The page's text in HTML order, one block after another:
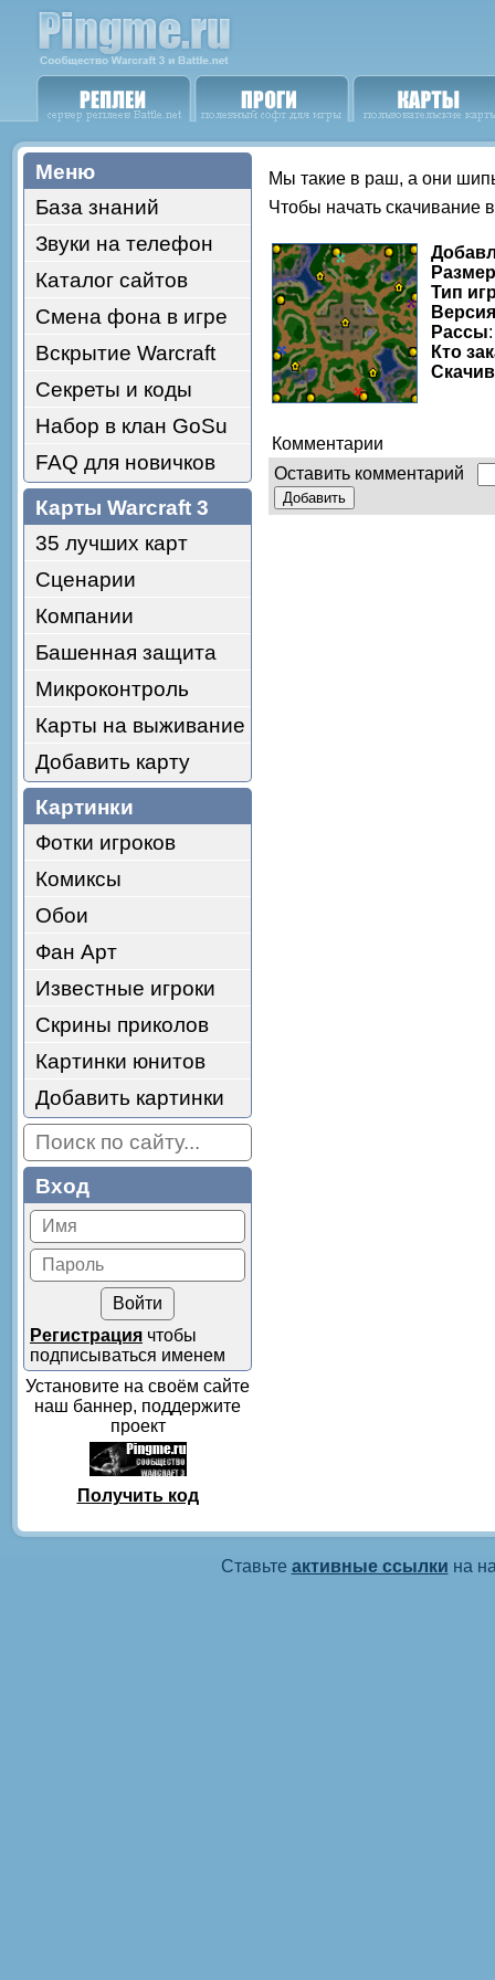
Меню
База знаний
Звуки на телефон
Каталог сайтов
Смена фона в игре
Вскрытие Warcraft
Секреты и коды
Набор в клан GoSu
FAQ для новичков
Карты Warcraft 3
35 лучших карт
Сценарии
Компании
Башенная защита
Микроконтроль
Карты на выживание
Добавить карту
Картинки
Фотки игроков
Комиксы
Обои
Фан Арт
Известные игроки
Скрины приколов
Картинки юнитов
Добавить картинки
Вход
Регистрация чтобы
подписываться именем
Установите на своём сайте
наш баннер, поддержите
проект
Получить код
Мы такие в раш, а они
Чтобы начать скачивание
Тип
Рассы
Кто
Комментарии
Оставить комментарий
Ставьте активные ссылки на